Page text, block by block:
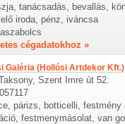
tanácsadás, bevallás,
iroda, pénz, iváncsa
cégadatokhoz »
Galéria (Hollósi Artdekor Kft.)
Szent Imre út 52.
párizs, botticelli, festmény
festmenymásolat, van